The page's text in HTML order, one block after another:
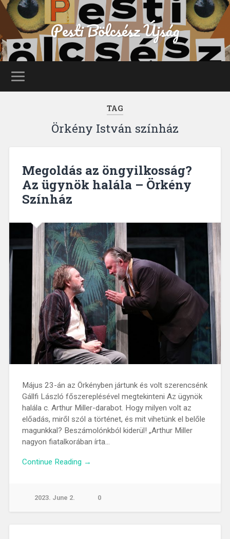
Pesti Bölcsész Újság
TAG
Örkény István színház
Megoldás az öngyilkosság?
Az ügynök halála – Örkény
Színház
Május 23-án az Örkényben jártunk és volt szerencsénk
Gállfi László főszereplésével megtekinteni Az ügynök
halála c. Arthur Miller-darabot. Hogy milyen volt az
előadás, miről szól a történet, és mit vihetünk el belőle
magunkkal? Beszámolónkból kiderül! „Arthur Miller
nagyon fiatalkorában írta…
Continue Reading →
2023. June 2. 0